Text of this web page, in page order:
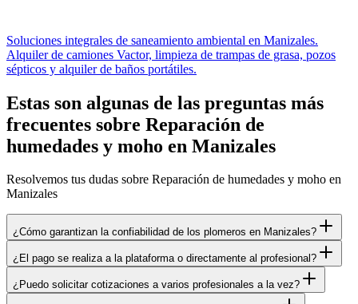
Soluciones integrales de saneamiento ambiental en Manizales.
Alquiler de camiones Vactor, limpieza de trampas de grasa, pozos
sépticos y alquiler de baños portátiles.
Estas son algunas de las preguntas más
frecuentes sobre Reparación de
humedades y moho en Manizales
Resolvemos tus dudas sobre Reparación de humedades y moho en
Manizales
¿Cómo garantizan la confiabilidad de los plomeros en Manizales?
¿El pago se realiza a la plataforma o directamente al profesional?
¿Puedo solicitar cotizaciones a varios profesionales a la vez?